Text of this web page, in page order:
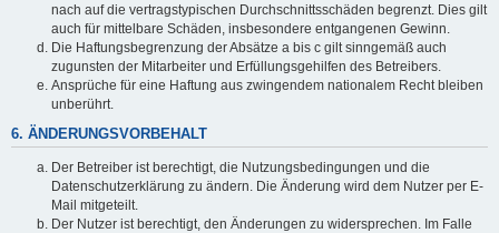
nach auf die vertragstypischen Durchschnittsschäden begrenzt. Dies gilt
auch für mittelbare Schäden, insbesondere entgangenen Gewinn.
Die Haftungsbegrenzung der Absätze a bis c gilt sinngemäß auch
zugunsten der Mitarbeiter und Erfüllungsgehilfen des Betreibers.
Ansprüche für eine Haftung aus zwingendem nationalem Recht bleiben
unberührt.
6. ÄNDERUNGSVORBEHALT
Der Betreiber ist berechtigt, die Nutzungsbedingungen und die
Datenschutzerklärung zu ändern. Die Änderung wird dem Nutzer per E-
Mail mitgeteilt.
Der Nutzer ist berechtigt, den Änderungen zu widersprechen. Im Falle